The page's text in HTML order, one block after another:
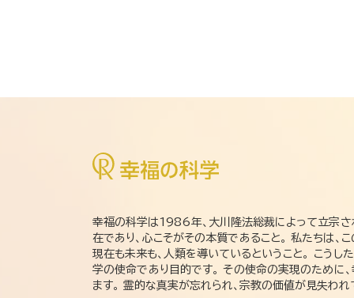
幸福の科学は1986年、大川隆法総裁によって立宗さ
在であり、心こそがその本質であること。 私たちは
現在も未来も、人類を導いているということ。 こう
学の使命であり目的です。 その使命の実現のために
ます。 霊的な真実が忘れられ、宗教の価値が見失わ